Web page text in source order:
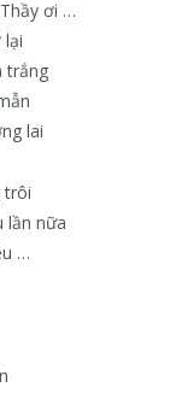
ơi …
lại
trắng
lai
trôi
lần nữa
…